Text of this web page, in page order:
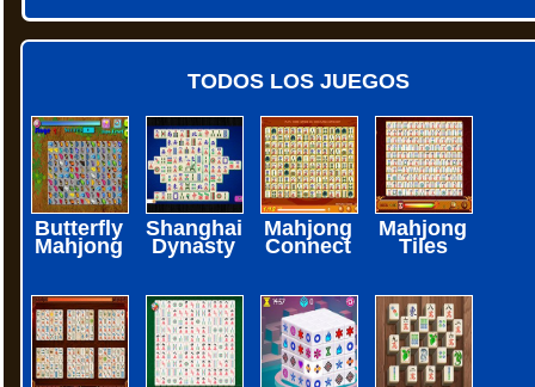
TODOS LOS JUEGOS
Butterfly
Mahjong
Shanghai
Dynasty
Mahjong
Connect
Mahjong
Tiles